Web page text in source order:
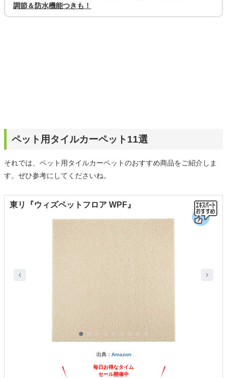
調節＆防水機能つきも！
ペット用タイルカーペット11選
それでは、ペット用タイルカーペットのおすすめ商品をご紹介しま
す。ぜひ参考にしてくださいね。
東リ『ウィズペットフロア WPF』
出典： Amazon
毎日お得なタイム
セール開催中